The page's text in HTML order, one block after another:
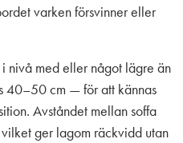
varken försvinner eller
nivå med eller något lägre än
40–50 cm — för att kännas
Avståndet mellan soffa
ger lagom räckvidd utan